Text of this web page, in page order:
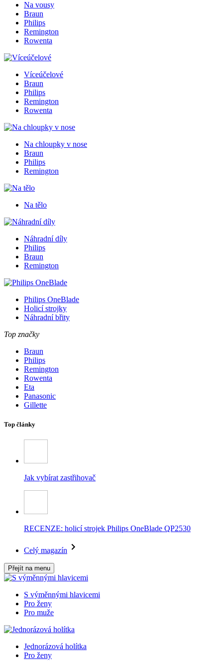
Na vousy
Braun
Philips
Remington
Rowenta
Víceúčelové
Braun
Philips
Remington
Rowenta
Na chloupky v nose
Braun
Philips
Remington
Na tělo
Náhradní díly
Philips
Braun
Remington
Philips OneBlade
Holicí strojky
Náhradní břity
Top značky
Braun
Philips
Remington
Rowenta
Eta
Panasonic
Gillette
Top články
Jak vybírat zastřihovač
RECENZE: holicí strojek Philips OneBlade QP2530
Celý magazín
Přejít na menu
S výměnnými hlavicemi
Pro ženy
Pro muže
Jednorázová holítka
Pro ženy